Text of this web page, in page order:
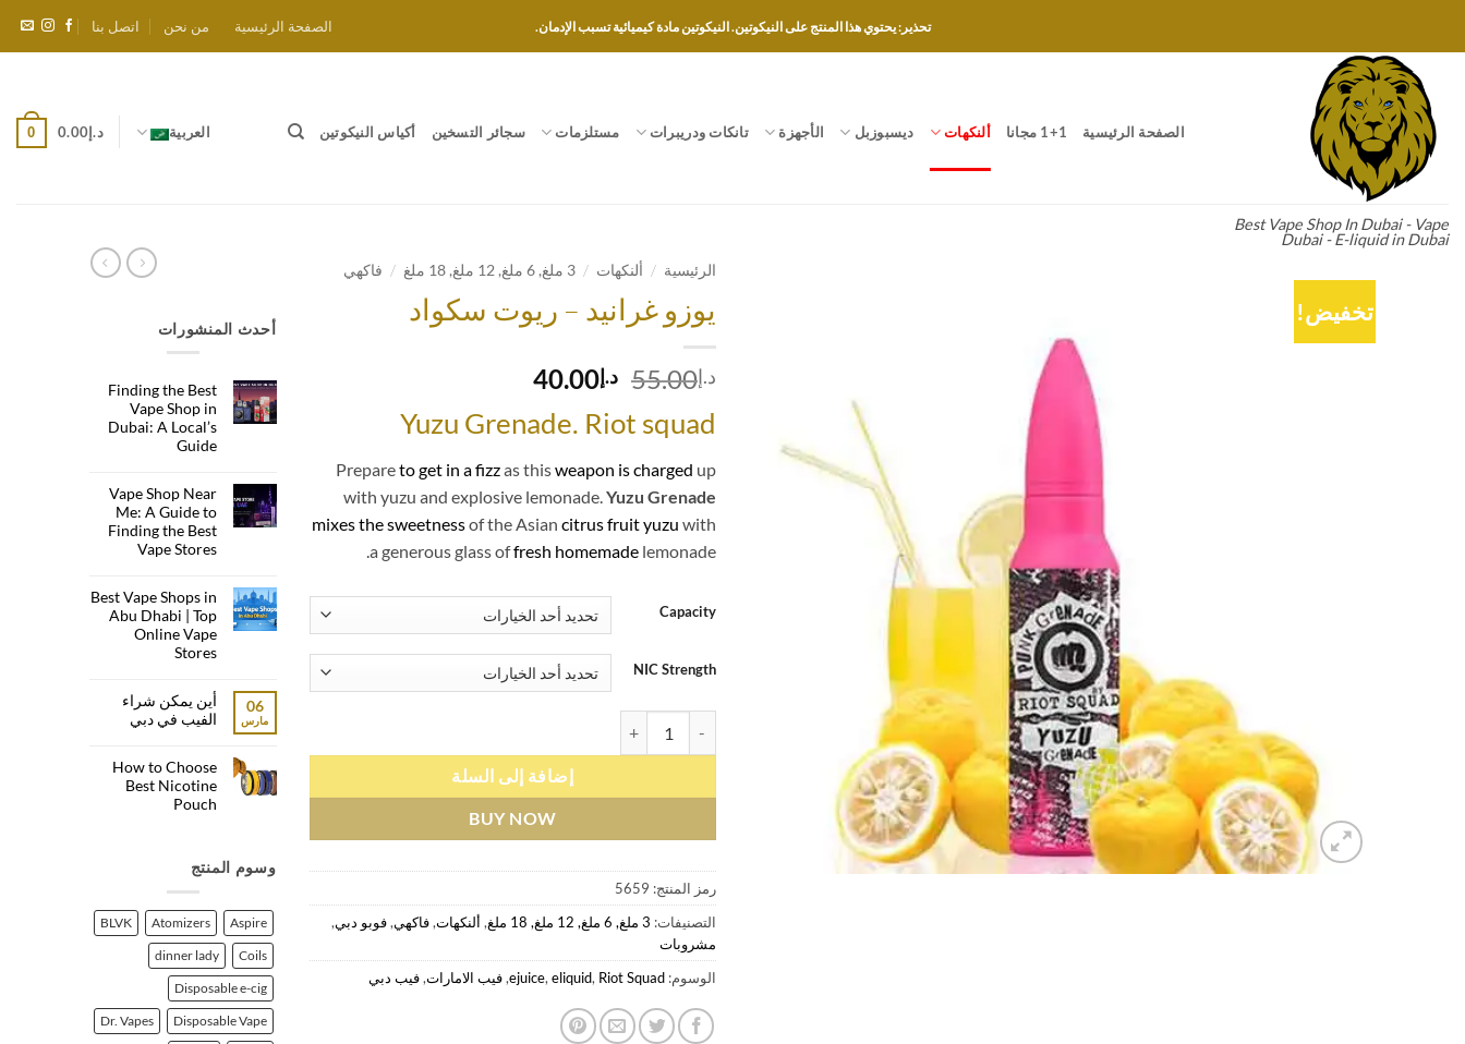
تحذير: يحتوي هذا المنتج على النيكوتين. النيكوتين مادة كيميائية تسبب الإدمان. الصفحة الرئيسية من نحن اتصل بنا
Best Vape Shop In Dubai - Vape
Dubai - E-liquid in Dubai
الصفحة الرئيسية 1+1 مجانا ألنكهات ديسبوزبل الأجهزة تانكات ودريبرات مستلزمات سجائر التسخين أكياس النيكوتين العربية د.إ0.00
0
تخفيض!
الرئيسية / ألنكهات / 3 ملغ, 6 ملغ, 12 ملغ, 18 ملغ / فاكهي
يوزو غرانيد – ريوت سكواد
د.إ55.00 السعر
هو:
د.إ40.00السعر
هو:
Yuzu Grenade. Riot squad
Prepareto get in a fizzas thisweapon is charged up
with yuzu and explosive lemonade. Yuzu Grenade
mixes the sweetnessof the Asian citrus fruit yuzu with
a generous glass offresh homemade lemonade.
Capacity
NIC Strength
إضافة إلى السلة
BUY NOW
رمز المنتج: 5659
التصنيفات: 3 ملغ, 6 ملغ, 12 ملغ, 18 ملغ , ألنكهات,فاكهي,فوبو دبي,
مشروبات
الوسوم:
ejuice,eliquid, Riot Squad
,فيب الامارات,فيب دبي
أحدث المنشورات
Finding the Best
Vape Shop in
Dubai: A Local’s
Guide
تعليقات
على
Finding
the
Best
Vape
Dubai:
Local’s
Guide
Vape Shop Near
Me: A Guide to
Finding the Best
Vape Stores
تعليقات
على
Vape
Shop
Near
Me:
to
Finding
the
Stores
Best Vape Shops in
Abu Dhabi | Top
Online Vape
Stores
تعليقات
على
Best
in
Abu
Dhabi
|
06
مارس
أين يمكن شراء
الفيب في دبي
تعليقات
أين
يمكن
How to Choose
Best Nicotine
Pouch
على
How
Best
Nicotine
Pouch
وسوم المنتج
Aspire
Atomizers
BLVK
Coils
dinner lady
Disposable e-cig
Disposable Vape
Dr. Vapes